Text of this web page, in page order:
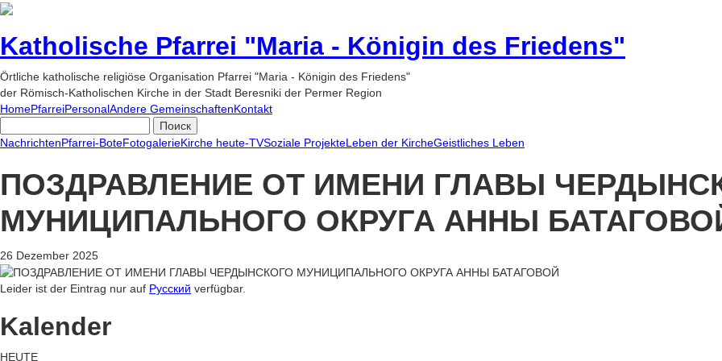
Katholische Pfarrei "Maria - Königin des Friedens"
Örtliche katholische religiöse Organisation Pfarrei "Maria - Königin des Friedens"
der Römisch-Katholischen Kirche in der Stadt Beresniki der Permer Region
HomePfarreiPersonalAndere GemeinschaftenKontakt
NachrichtenPfarrei-BoteFotogalerieKirche heute-TVSoziale ProjekteLeben der KircheGeistliches Leben
ПОЗДРАВЛЕНИЕ ОТ ИМЕНИ ГЛАВЫ
МУНИЦИПАЛЬНОГО ОКРУГА АННЫ
26 Dezember 2025
Leider ist der Eintrag nur auf Русский verfügbar.
Kalender
HEUTE